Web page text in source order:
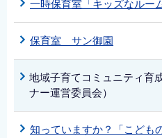
一時保育室「キッズなルー
保育室 サン御園
地域子育てコミュニティ育
ナー運営委員会）
知っていますか？「こども